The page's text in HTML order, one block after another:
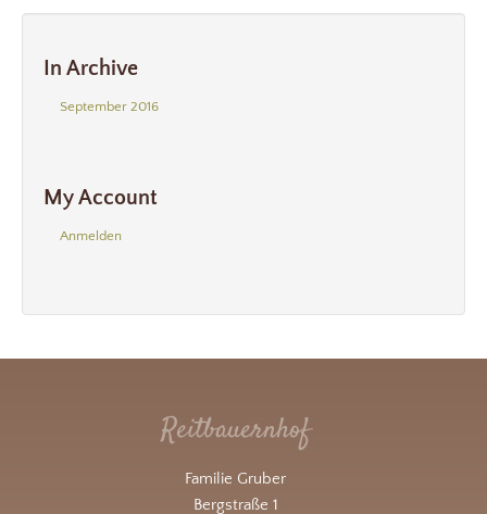
In Archive
September 2016
My Account
Anmelden
Reitbauernhof
Familie Gruber
Bergstraße 1